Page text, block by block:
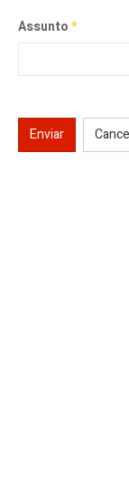
Assunto*
Enviar